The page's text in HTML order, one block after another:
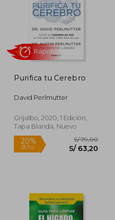
30%
dcto.
Rápido
Purifica tu Cerebro
David Perlmutter
Grijalbo, 2020, 1 Edición,
Tapa Blanda, Nuevo